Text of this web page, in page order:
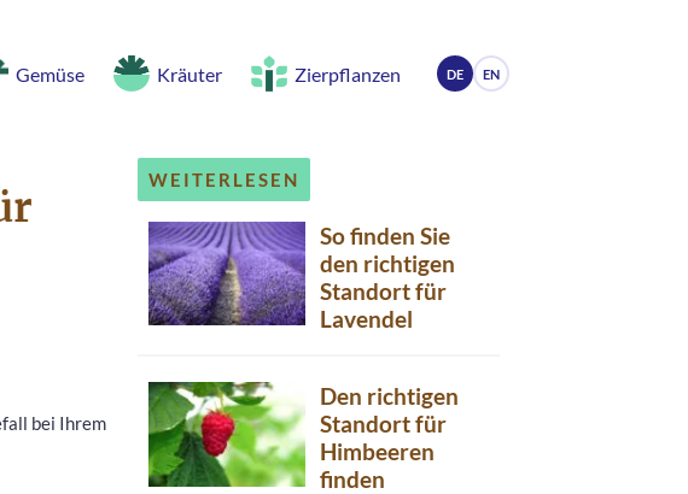
Gemüse Kräuter Zierpflanzen DE EN
bei Ihrem
WEITERLESEN
So finden Sie
den richtigen
Standort für
Lavendel
Den richtigen
Standort für
Himbeeren
finden